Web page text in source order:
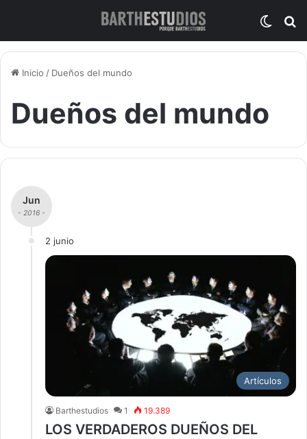
Inicio / Dueños del mundo
Dueños del mundo
Jun
- 2016 -
2 junio
Artículos
Barthestudios 1 19.389
LOS VERDADEROS DUEÑOS DEL